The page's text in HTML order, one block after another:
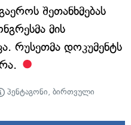
შეთანხმებას
მის
რუსეთმა დოკუმენტს
პენტაგონი, ბირთვული